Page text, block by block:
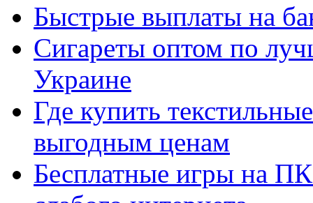
Быстрые выплаты на
Сигареты оптом по
Украине
Где купить
выгодным ценам
Бесплатные игры на